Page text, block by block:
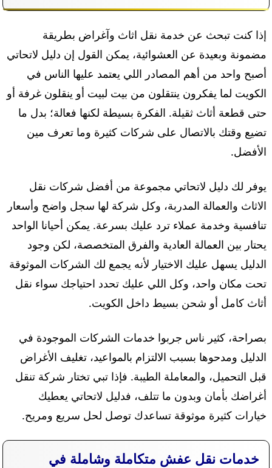
إذا كنت تبحث عن خدمة نقل اثاث وآغراض بطريقة
مضمونة وبعيدة عن العشوائية، يمكن القول إن دليل لاتحاتي
أصبح واحد من أهم المصادر اللي يعتمد عليها الناس في
الكويت لما يفكرون ينتقلون من بيت لبيت أو ينقلون غرفة أو
حتى قطعة أثاث ثقيلة. الفكرة بسيطة لكنها فعالة؛ بدل ما
تضيع وقتك بالاتصال على شركات كثيرة وما تعرف مين
الأفضل.
يوفر لك دليل لاتحاتي مجموعة من أفضل شركات نقل
الاثاث والعمالة المدربة، وكل شركة لها سجل واضح وأسعار
تنافسية وخدمة عملاء ترد عليك بسرعة. يمكن أحيانا الواحد
يحتار بين العمالة العادية والفرق المتخصصة، لكن وجود
الدليل يسهل عليك الاختيار لأنه يجمع لك الشركات الموثوقة
تحت مكان واحد، وكل اللي عليك تحدد احتياجك سواء نقل
أثاث كامل أو شحن بسيط داخل الكويت.
بصراحة، كثير ناس جربوا خدمات الشركات الموجودة في
الدليل ومدحوها بسبب الالتزام بالمواعيد، تغليف الأغراض
قبل التحميل، والمعاملة الطيبة. فإذا تبي تختار شركة تنقل
أغراضك بأمان وبدون ما تتلف، فدليل لاتحاتي يعطيك
خيارات كثيرة موثوقة تساعدك توصل لحل سريع ومريح.
خدمات نقل عفش متكاملة وشاملة في